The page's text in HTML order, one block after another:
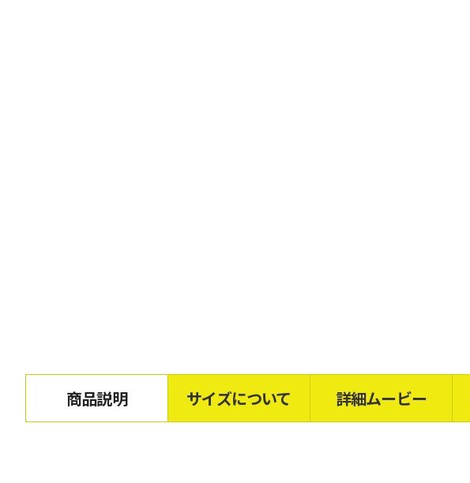
商品説明 サイズについて 詳細ムービー